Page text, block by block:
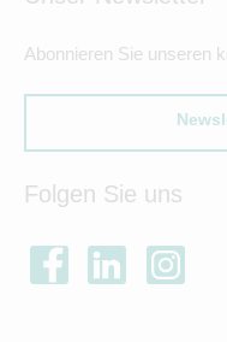
Abonnieren Sie unseren
Folgen Sie uns